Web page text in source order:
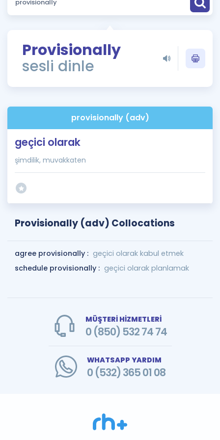
Puan Hesaplama
ÖSYM Sınav Takvimi
Kampanyalar
İngilizce Gramer
Provisionally
sesli dinle
provisionally (adv)
geçici olarak
şimdilik, muvakkaten
Provisionally (adv) Collocations
agree provisionally : geçici olarak kabul etmek
schedule provisionally : geçici olarak planlamak
MÜŞTERİ HİZMETLERİ
0 (850) 532 74 74
WHATSAPP YARDIM
0 (532) 365 01 08